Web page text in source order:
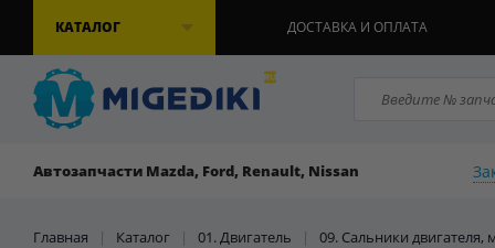
КАТАЛОГ ДОСТАВКА И ОПЛАТА
Автозапчасти Mazda, Ford, Renault, Nissan
Главная | Каталог | 01. Двигатель | 09. Сальники